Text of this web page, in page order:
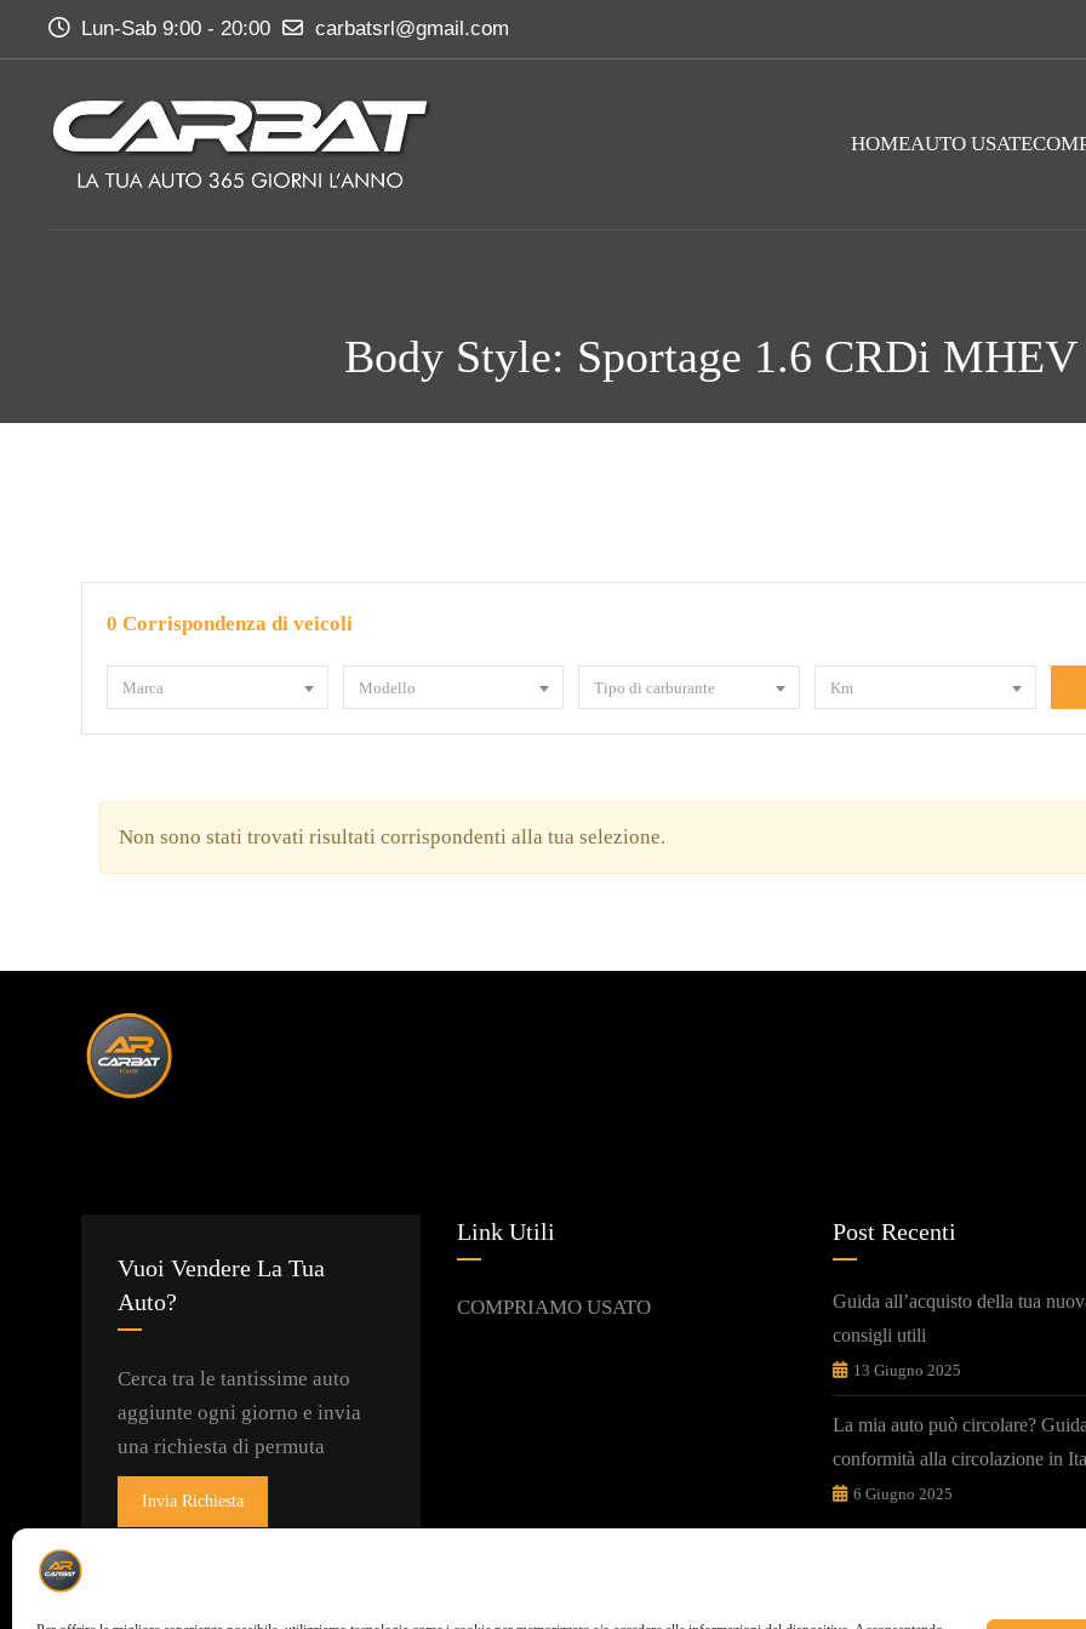
Lun-Sab 9:00 - 20:00 carbatsrl@gmail.com
HOMEAUTO USATE
Body Style: Sportage 1.6 CRDi
0 Corrispondenza di veicoli
Marca Modello Tipo di carburante Km
Non sono stati trovati risultati corrispondenti alla tua selezione.
Vuoi Vendere La Tua
Auto?
Cerca tra le tantissime auto
aggiunte ogni giorno e invia
una richiesta di permuta
Invia Richiesta
Link Utili
COMPRIAMO USATO
Post Recenti
Guida all’acquisto della tua
consigli utili
13 Giugno 2025
La mia auto può circolare?
conformità alla circolazione in
6 Giugno 2025